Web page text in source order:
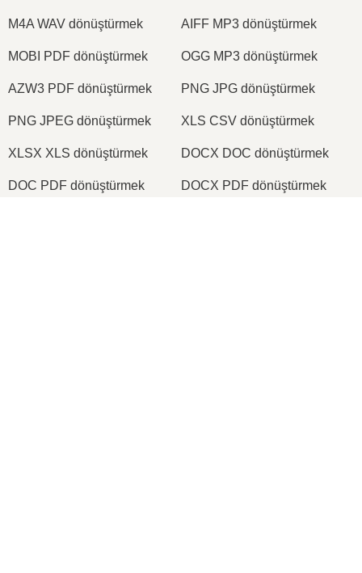
M4A WAV dönüştürmek AIFF MP3 dönüştürmek
MOBI PDF dönüştürmek OGG MP3 dönüştürmek
AZW3 PDF dönüştürmek PNG JPG dönüştürmek
PNG JPEG dönüştürmek XLS CSV dönüştürmek
XLSX XLS dönüştürmek DOCX DOC dönüştürmek
DOC PDF dönüştürmek DOCX PDF dönüştürmek